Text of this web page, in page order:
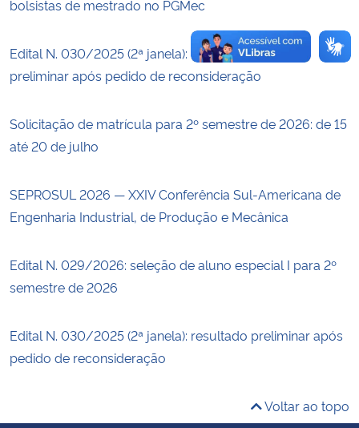
bolsistas de mestrado no PGMec
Edital N. 030/2025 (2ª janela): divulgado resultado
preliminar após pedido de reconsideração
Solicitação de matrícula para 2º semestre de 2026: de 15
até 20 de julho
SEPROSUL 2026 — XXIV Conferência Sul-Americana de
Engenharia Industrial, de Produção e Mecânica
Edital N. 029/2026: seleção de aluno especial I para 2º
semestre de 2026
Edital N. 030/2025 (2ª janela): resultado preliminar após
pedido de reconsideração
Voltar ao topo